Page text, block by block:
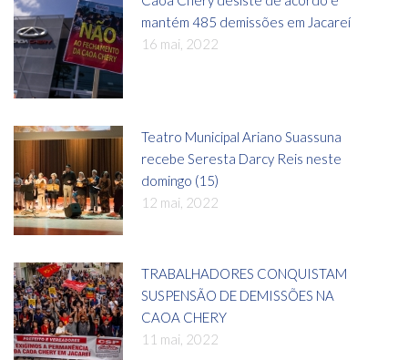
mantém 485 demissões em Jacareí
16 mai, 2022
Teatro Municipal Ariano Suassuna
recebe Seresta Darcy Reis neste
domingo (15)
12 mai, 2022
TRABALHADORES CONQUISTAM
SUSPENSÃO DE DEMISSÕES NA
CAOA CHERY
11 mai, 2022